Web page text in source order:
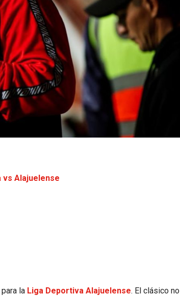
vs Alajuelense
la Liga Deportiva Alajuelense. El clásico no